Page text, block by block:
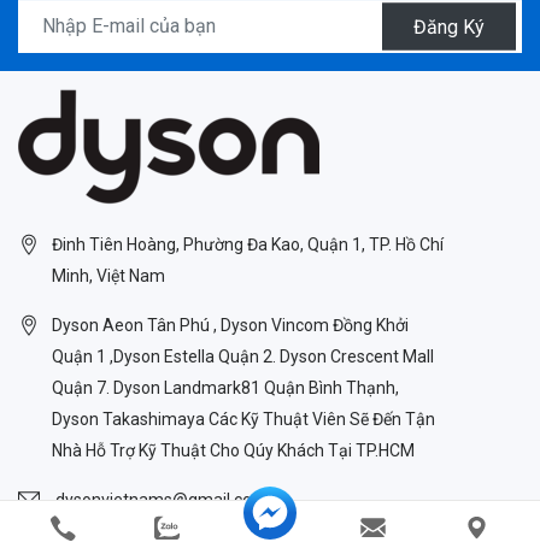
Đăng Ký
Đinh Tiên Hoàng, Phường Đa Kao, Quận 1, TP. Hồ Chí
Minh, Việt Nam
Dyson Aeon Tân Phú , Dyson Vincom Đồng Khởi
Quận 1 ,Dyson Estella Quận 2. Dyson Crescent Mall
Quận 7. Dyson Landmark81 Quận Bình Thạnh,
Dyson Takashimaya Các Kỹ Thuật Viên Sẽ Đến Tận
Nhà Hỗ Trợ Kỹ Thuật Cho Qúy Khách Tại TP.HCM
dysonvietnams@gmail.com